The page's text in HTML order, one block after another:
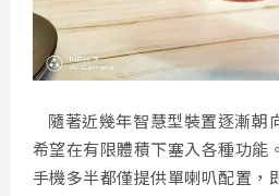
隨著近幾年智慧型裝置逐漸朝
希望在有限體積下塞入各種功能
手機多半都僅提供單喇叭配置，